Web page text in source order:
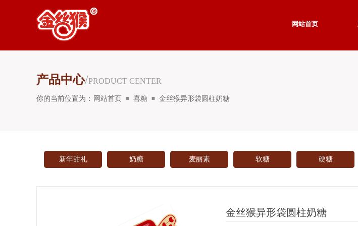
网站首页 ≡ 喜糖 ≡ 金丝猴异形袋圆柱奶糖
你的当前位置为：
产品中心/PRODUCT CENTER
新年甜礼 奶糖 麦丽素 软糖 硬糖
金丝猴异形袋圆柱奶糖
网站首页